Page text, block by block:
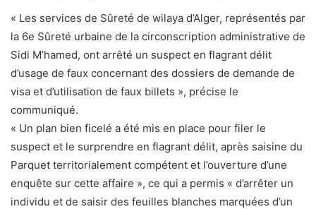
« Les services de Sûreté de wilaya d’Alger, représentés par
la 6e Sûreté urbaine de la circonscription administrative de
Sidi M’hamed, ont arrêté un suspect en flagrant délit
d’usage de faux concernant des dossiers de demande de
visa et d’utilisation de faux billets », précise le
communiqué.
« Un plan bien ficelé a été mis en place pour filer le
suspect et le surprendre en flagrant délit, après saisine du
Parquet territorialement compétent et l’ouverture d’une
enquête sur cette affaire », ce qui a permis « d’arrêter un
individu et de saisir des feuilles blanches marquées d’un